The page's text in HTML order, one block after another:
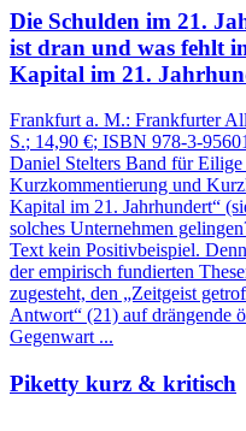
Die Schulden im 21.
ist dran und was fehlt
Kapital im 21.
Frankfurt a. M.: Frankfurter
S.; 14,90 €; ISBN 978-3-
Daniel Stelters Band für
Kurzkommentierung und
Kapital im 21. Jahrhundert“
solches Unternehmen
Text kein Positivbeispiel.
der empirisch fundierten
zugesteht, den „Zeitgeist
Antwort“ (21) auf drängende
Gegenwart ...
Piketty kurz & kritisch